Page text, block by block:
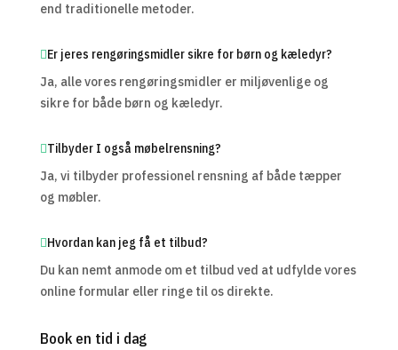
end traditionelle metoder.
Er jeres rengøringsmidler sikre for børn og kæledyr?
Ja, alle vores rengøringsmidler er miljøvenlige og
sikre for både børn og kæledyr.
Tilbyder I også møbelrensning?
Ja, vi tilbyder professionel rensning af både tæpper
og møbler.
Hvordan kan jeg få et tilbud?
Du kan nemt anmode om et tilbud ved at udfylde vores
online formular eller ringe til os direkte.
Book en tid i dag